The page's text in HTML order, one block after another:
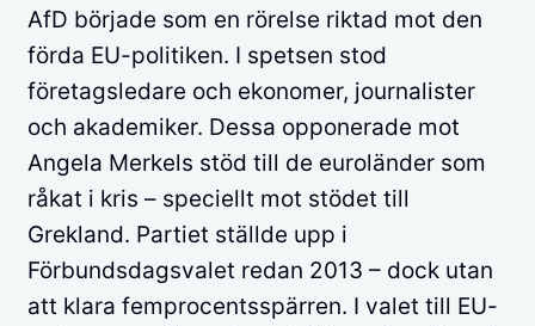
AfD började som en rörelse riktad mot den
förda EU-politiken. I spetsen stod
företagsledare och ekonomer, journalister
och akademiker. Dessa opponerade mot
Angela Merkels stöd till de euroländer som
råkat i kris – speciellt mot stödet till
Grekland. Partiet ställde upp i
Förbundsdagsvalet redan 2013 – dock utan
att klara femprocentsspärren. I valet till EU-